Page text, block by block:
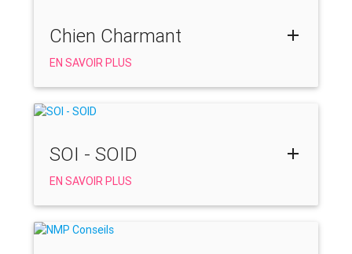
Chien Charmant
EN SAVOIR PLUS
SOI - SOID
EN SAVOIR PLUS